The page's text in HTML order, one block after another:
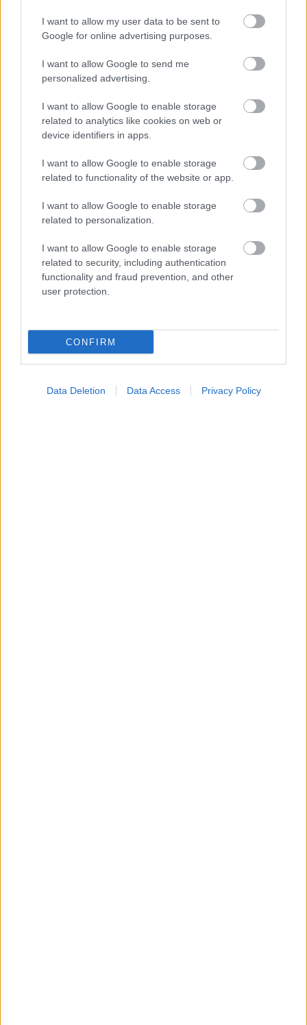
I want to allow my user data to be sent to
Google for online advertising purposes.
I want to allow Google to send me
personalized advertising.
I want to allow Google to enable storage
related to analytics like cookies on web or
device identifiers in apps.
I want to allow Google to enable storage
related to functionality of the website or app.
I want to allow Google to enable storage
related to personalization.
I want to allow Google to enable storage
related to security, including authentication
functionality and fraud prevention, and other
user protection.
CONFIRM
Data Deletion Data Access Privacy Policy
ΔΕΙΤΕ ΕΠΙΣΗΣ